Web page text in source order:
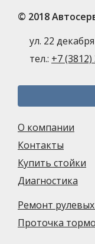
© 2018
ул. 22
тел.: +7
О компании
Контакты
Купить стойки
Диагностика
Ремонт
Проточка